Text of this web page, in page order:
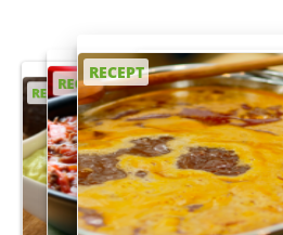
RECEPT
RECEPT
RECEPT
RECEPT
RECEPT